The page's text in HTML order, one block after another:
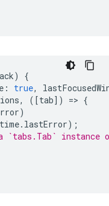
)
{
: true,
, ([tab]) => {
)
. lastError);
instance